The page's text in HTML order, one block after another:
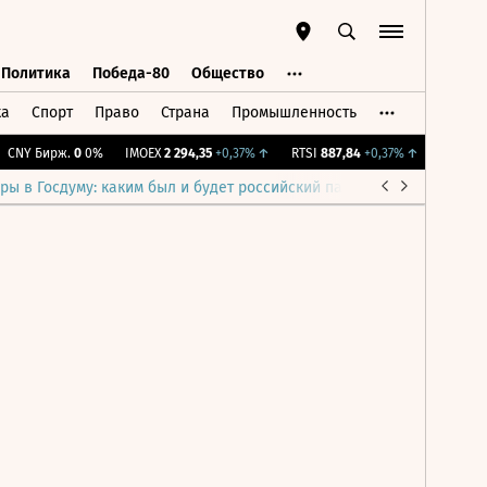
Политика Победа-80 Общество
Спорт Право Страна Промышленность
CNY Бирж. 0 0% IMOEX 2 294,35 +0,37%↑ RTSI 887,84 +0,37%↑
в Госдуму: каким был и будет российский парламент